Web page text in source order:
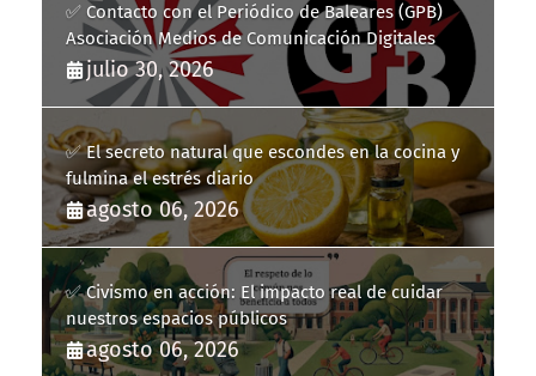
✅ Contacto con el Periódico de Baleares (GPB)
Asociación Medios de Comunicación Digitales
julio 30, 2026
✅ El secreto natural que escondes en la cocina y
fulmina el estrés diario
agosto 06, 2026
✅ Civismo en acción: El impacto real de cuidar
nuestros espacios públicos
agosto 06, 2026